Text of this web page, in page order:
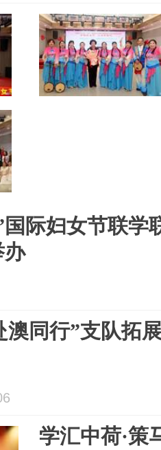
国际妇女节联学
办
澳同行”支队拓
学汇中荷·